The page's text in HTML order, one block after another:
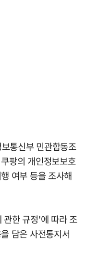
통신부 민관합동조
팡의 개인정보보호
여부 등을 조사해
관한 규정'에 따라 조
담은 사전통지서